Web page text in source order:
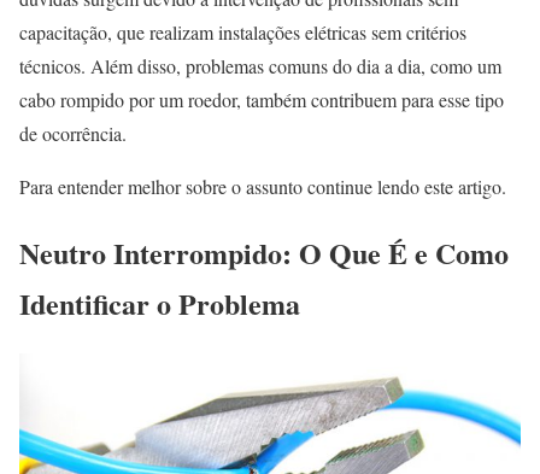
capacitação, que realizam instalações elétricas sem critérios
técnicos. Além disso, problemas comuns do dia a dia, como um
cabo rompido por um roedor, também contribuem para esse tipo
de ocorrência.
Para entender melhor sobre o assunto continue lendo este artigo.
Neutro Interrompido: O Que É e Como
Identificar o Problema